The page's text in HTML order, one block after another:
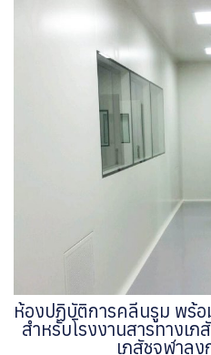
ห้องปฏิบัติการคลีนรูม พร้อ
สำหรับโรงงานสารทางเ
เภสัชจุฬาล